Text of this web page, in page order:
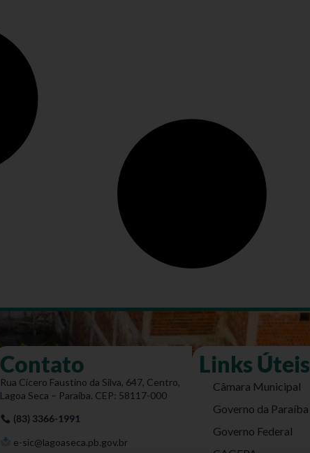
Contato
Rua Cícero Faustino da Silva, 647, Centro,
Lagoa Seca – Paraíba. CEP: 58117-000
(83) 3366-1991
e-sic@lagoaseca.pb.gov.br
Links Úteis
Câmara Municipal
Governo da Paraíba
Governo Federal